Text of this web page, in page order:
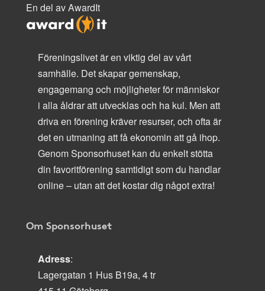
En del av AwardIt
Föreningslivet är en viktig del av vårt
samhälle. Det skapar gemenskap,
engagemang och möjligheter för människor
i alla åldrar att utvecklas och ha kul. Men att
driva en förening kräver resurser, och ofta är
det en utmaning att få ekonomin att gå ihop.
Genom Sponsorhuset kan du enkelt stötta
din favoritförening samtidigt som du handlar
online – utan att det kostar dig något extra!
Om Sponsorhuset
Adress:
Lagergatan 1 Hus B19a, 4 tr